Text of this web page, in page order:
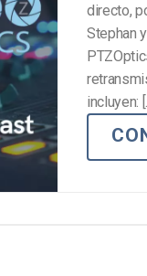
directo,
Stephan
incluyen: